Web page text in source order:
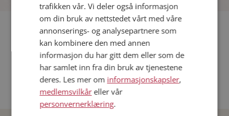
Fler single
Flere singlekvinner fra Hjelmeland:Lusia,Kati,Am
Menn fra Hjelmeland
Date kvinner i Norge
Date menn i Norge
trafikken vår. Vi deler også informasjon
om din bruk av nettstedet vårt med våre
annonserings- og analysepartnere som
kan kombinere den med annen
informasjon du har gitt dem eller som de
har samlet inn fra din bruk av tjenestene
deres. Les mer om informasjonskapsler,
medlemsvilkåreller vår
personvernerklæring.